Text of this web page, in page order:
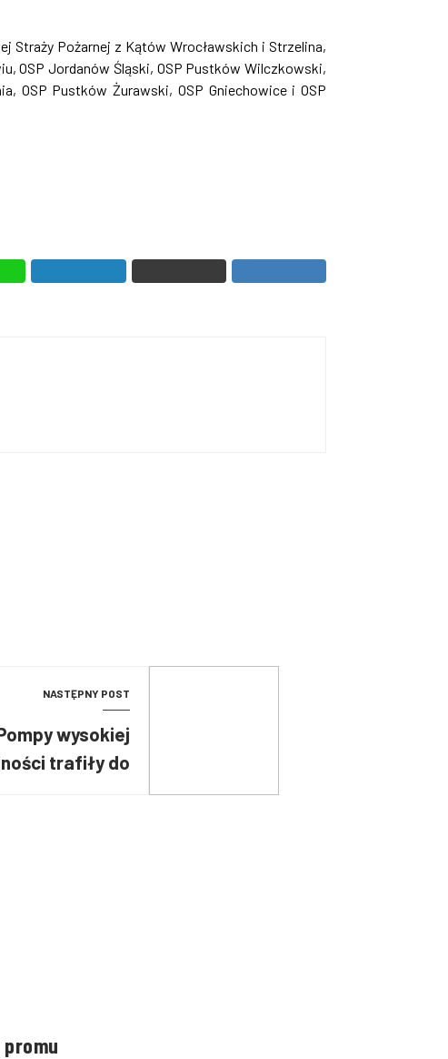
Straży Pożarnej z Kątów Wrocławskich i Strzelina,
OSP Jordanów Śląski, OSP Pustków Wilczkowski,
OSP Pustków Żurawski, OSP Gniechowice i OSP
NASTĘPNY POST
wysokiej
trafiły do